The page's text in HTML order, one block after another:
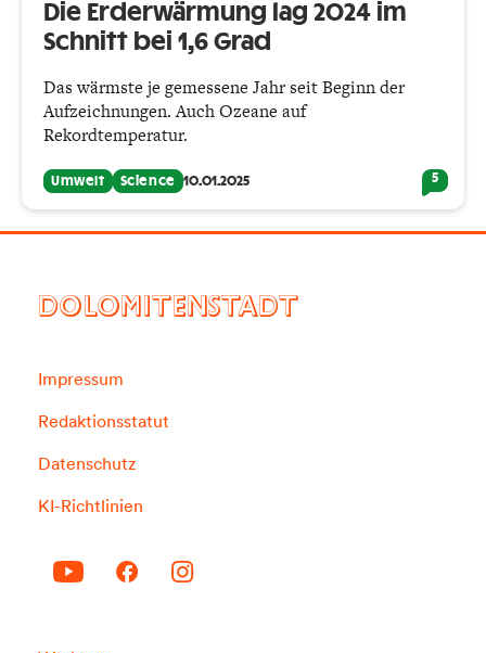
Die Erderwärmung lag 2024 im
Schnitt bei 1,6 Grad
Das wärmste je gemessene Jahr seit Beginn der
Aufzeichnungen. Auch Ozeane auf
Rekordtemperatur.
Umwelt Science 10.01.2025 5
DOLOMITENSTADT
Impressum
Redaktionsstatut
Datenschutz
KI-Richtlinien